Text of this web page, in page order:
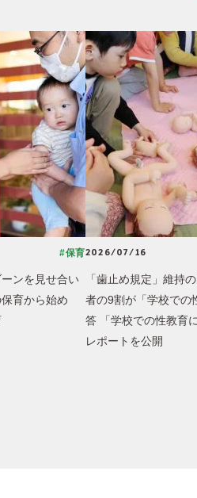
ンを見せ合い
育から始め
#保育2026/07/16
「歯止め規定」維持
者の9割が「学校での
答 「学校での性教育
レポートを公開